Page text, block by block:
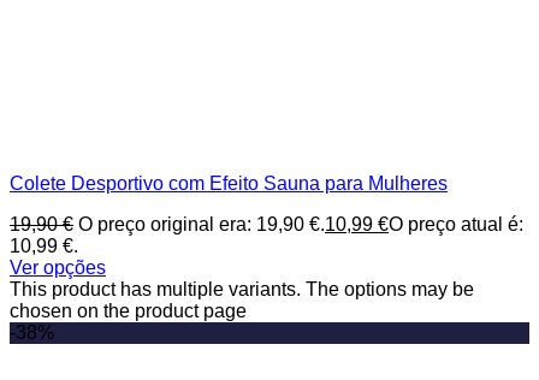
Colete Desportivo com Efeito Sauna para Mulheres
19,90€ O preço original era: 19,90 €.10,99 €O preço atual é:
10,99 €.
Ver opções
This product has multiple variants. The options may be
chosen on the product page
-38%